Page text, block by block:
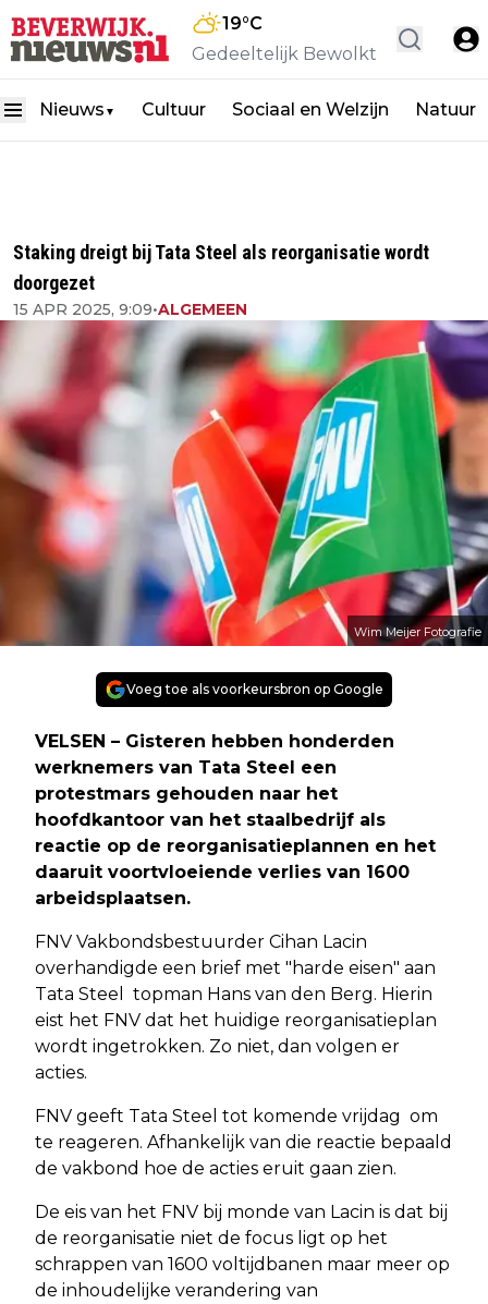
19°C
Gedeeltelijk Bewolkt
Nieuws ▼ Cultuur Sociaal en Welzijn Natuur
Staking dreigt bij Tata Steel als reorganisatie wordt
doorgezet
15 APR 2025, 9:09•ALGEMEEN
Wim Meijer Fotografie
Voeg toe als voorkeursbron op Google
VELSEN – Gisteren hebben honderden
werknemers van Tata Steel een
protestmars gehouden naar het
hoofdkantoor van het staalbedrijf als
reactie op de reorganisatieplannen en het
daaruit voortvloeiende verlies van 1600
arbeidsplaatsen.
FNV Vakbondsbestuurder Cihan Lacin
overhandigde een brief met "harde eisen" aan
Tata Steel topman Hans van den Berg. Hierin
eist het FNV dat het huidige reorganisatieplan
wordt ingetrokken. Zo niet, dan volgen er
acties.
FNV geeft Tata Steel tot komende vrijdag om
te reageren. Afhankelijk van die reactie bepaald
de vakbond hoe de acties eruit gaan zien.
De eis van het FNV bij monde van Lacin is dat bij
de reorganisatie niet de focus ligt op het
schrappen van 1600 voltijdbanen maar meer op
de inhoudelijke verandering van